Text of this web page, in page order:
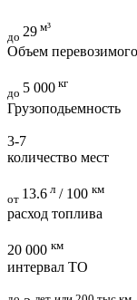
до 29 м³
Объем
до 5 000 кг
Грузоподьемность
3-7
количество мест
от 13.6 л / 100 км
расход топлива
20 000 км
интервал ТО